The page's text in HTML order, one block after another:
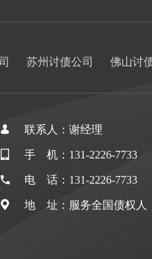
苏州讨债公司 佛山讨
联系人：谢经理
手 机：131-2226-7733
电 话：131-2226-7733
地 址：服务全国债权人